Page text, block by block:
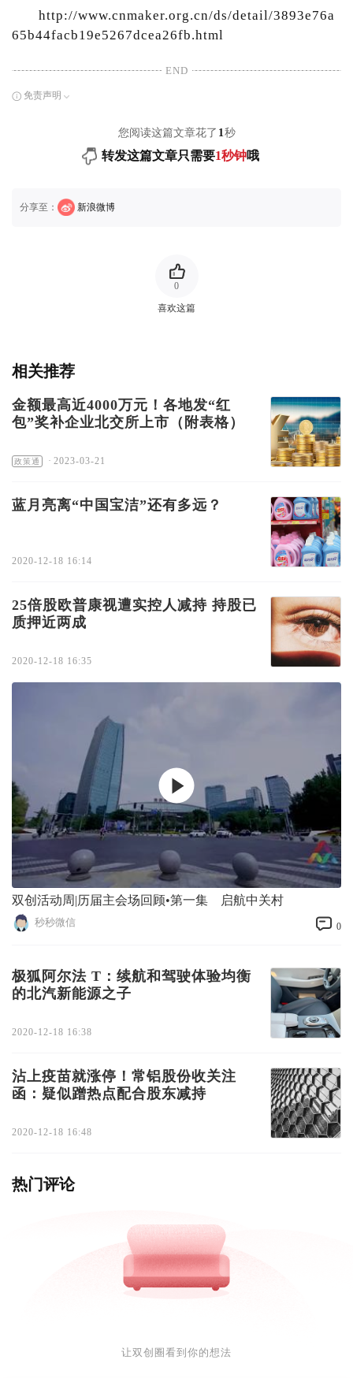
http://www.cnmaker.org.cn/ds/detail/3893e76a
65b44facb19e5267dcea26fb.html
END
免责声明
您阅读这篇文章花了 1秒
转发这篇文章只需要1秒钟哦
分享至： 新浪微博
喜欢这篇
0
相关推荐
金额最高近4000万元！各地发“红
包”奖补企业北交所上市（附表格）
政策通 · 2023-03-21
蓝月亮离“中国宝洁”还有多远？
2020-12-18 16:14
25倍股欧普康视遭实控人减持 持股已
质押近两成
2020-12-18 16:35
双创活动周|历届主会场回顾•第一集 启航中关村
秒秒微信 0
极狐阿尔法 T：续航和驾驶体验均衡
的北汽新能源之子
2020-12-18 16:38
沾上疫苗就涨停！常铝股份收关注
函：疑似蹭热点配合股东减持
2020-12-18 16:48
热门评论
让双创圈看到你的想法